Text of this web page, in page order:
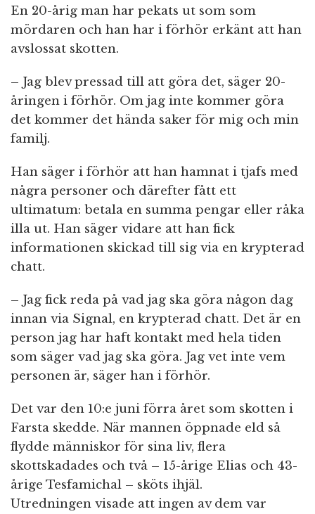
En 20-årig man har pekats ut som som
mördaren och han har i förhör erkänt att han
avslossat skotten.
– Jag blev pressad till att göra det, säger 20-
åringen i förhör. Om jag inte kommer göra
det kommer det hända saker för mig och min
familj.
Han säger i förhör att han hamnat i tjafs med
några personer och därefter fått ett
ultimatum: betala en summa pengar eller råka
illa ut. Han säger vidare att han fick
informationen skickad till sig via en krypterad
chatt.
– Jag fick reda på vad jag ska göra någon dag
innan via Signal, en krypterad chatt. Det är en
person jag har haft kontakt med hela tiden
som säger vad jag ska göra. Jag vet inte vem
personen är, säger han i förhör.
Det var den 10:e juni förra året som skotten i
Farsta skedde. När mannen öppnade eld så
flydde människor för sina liv, flera
skottskadades och två – 15-årige Elias och 43-
årige Tesfamichal – sköts ihjäl.
Utredningen visade att ingen av dem var